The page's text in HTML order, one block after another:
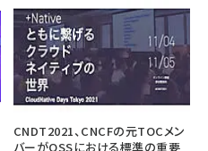
CNDT2021、CNCFの元TOCメン
バーがOSSにおける標準の重要